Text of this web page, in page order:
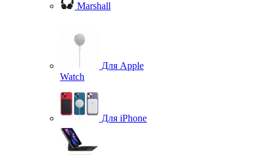
Marshall
Для Apple
Watch
Для iPhone